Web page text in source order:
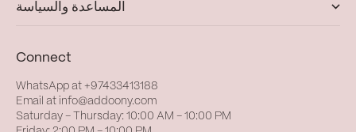
المساعدة والسياسة
Connect
WhatsApp at +97433413188
Email at info@addoony.com
Saturday – Thursday: 10:00 AM – 10:00 PM